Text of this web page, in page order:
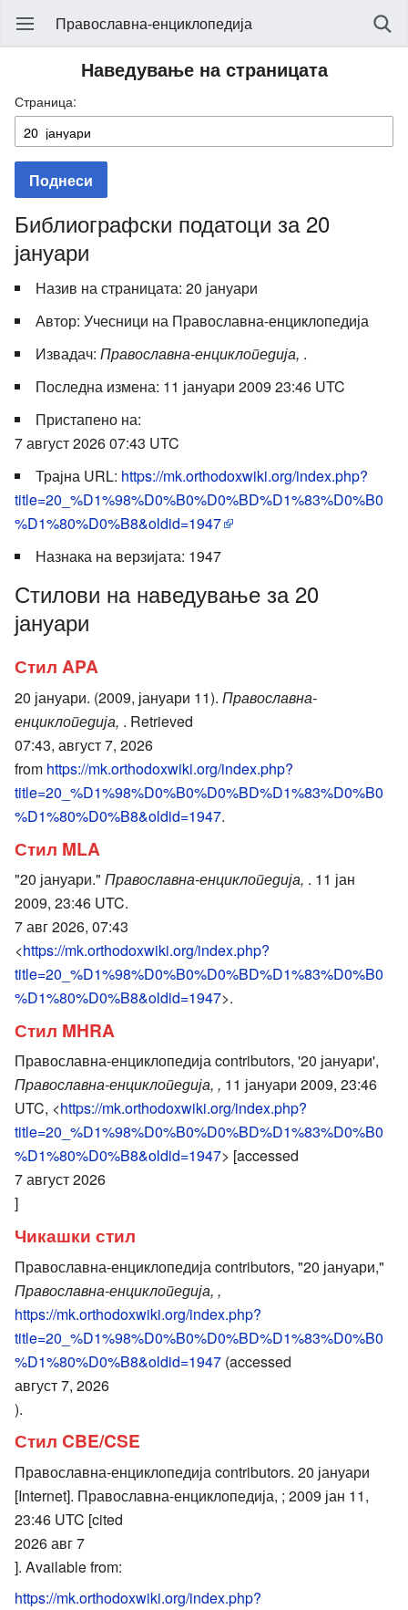
Православна-енциклопедија
Наведување на страницата
Страница:
Поднеси
Библиографски податоци за 20
јануари
Назив на страницата: 20 јануари
Автор: Учесници на Православна-енциклопедија
Извадач: Православна-енциклопедија, .
Последна измена: 11 јануари 2009 23:46 UTC
Пристапено на:
7 август 2026 07:43 UTC
Трајна URL: https://mk.orthodoxwiki.org/index.php?
title=20_%D1%98%D0%B0%D0%BD%D1%83%D0%B0
%D1%80%D0%B8&oldid=1947
Назнака на верзијата: 1947
Стилови на наведување за 20
јануари
Стил APA
20 јануари. (2009, јануари 11). Православна-
енциклопедија, . Retrieved
07:43, август 7, 2026
from https://mk.orthodoxwiki.org/index.php?
title=20_%D1%98%D0%B0%D0%BD%D1%83%D0%B0
%D1%80%D0%B8&oldid=1947.
Стил MLA
"20 јануари." Православна-енциклопедија, . 11 јан
2009, 23:46 UTC.
7 авг 2026, 07:43
<https://mk.orthodoxwiki.org/index.php?
title=20_%D1%98%D0%B0%D0%BD%D1%83%D0%B0
%D1%80%D0%B8&oldid=1947>.
Стил MHRA
Православна-енциклопедија contributors, '20 јануари',
Православна-енциклопедија, , 11 јануари 2009, 23:46
UTC, <https://mk.orthodoxwiki.org/index.php?
title=20_%D1%98%D0%B0%D0%BD%D1%83%D0%B0
%D1%80%D0%B8&oldid=1947> [accessed
7 август 2026
]
Чикашки стил
Православна-енциклопедија contributors, "20 јануари,"
Православна-енциклопедија, ,
https://mk.orthodoxwiki.org/index.php?
title=20_%D1%98%D0%B0%D0%BD%D1%83%D0%B0
%D1%80%D0%B8&oldid=1947 (accessed
август 7, 2026
).
Стил CBE/CSE
Православна-енциклопедија contributors. 20 јануари
[Internet]. Православна-енциклопедија, ; 2009 јан 11,
23:46 UTC [cited
2026 авг 7
]. Available from:
https://mk.orthodoxwiki.org/index.php?